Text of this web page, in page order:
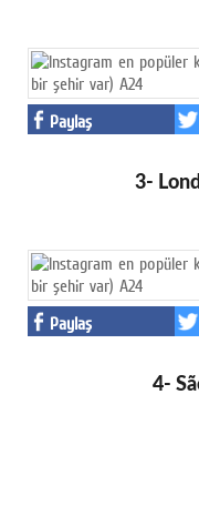
Paylaş
3-
Paylaş
4-